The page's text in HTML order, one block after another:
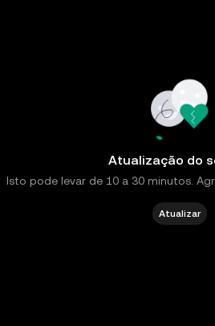
Atualização do
Isto pode levar de 10 a 30 minutos.
Atualizar